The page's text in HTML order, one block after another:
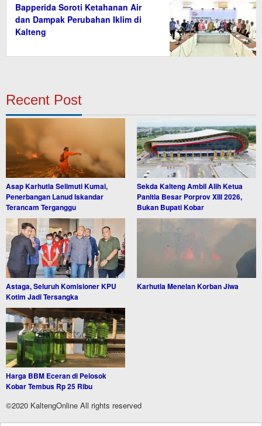
Bapperida Soroti Ketahanan Air
dan Dampak Perubahan Iklim di
Kalteng
Recent Post
Asap Karhutla Selimuti Kumai,
Penerbangan Lanud Iskandar
Terancam Terganggu
Sekda Kalteng Ambil Alih Ketua
Panitia Besar Porprov XIII 2026,
Bukan Bupati Kobar
Astaga, Seluruh Komisioner KPU
Kotim Jadi Tersangka
Karhutla Menelan Korban Jiwa
Harga BBM Eceran di Pelosok
Kobar Tembus Rp 25 Ribu
©2020 KaltengOnline All rights reserved